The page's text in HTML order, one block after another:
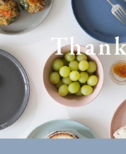
ンセプト設計についてお話し
な新作のオリジナルソファーをリ